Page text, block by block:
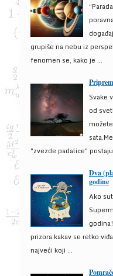
grupiše na nebu iz
fenomen se, kako je ...
Svake
od
"zvezde padalice"
Dva
godine
Ako
prizora kakav se retko
najveći koji ...